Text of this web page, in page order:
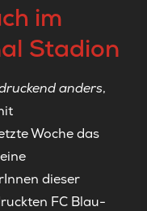
im
Stadion
anders,
Woche das
dieser
FC Blau-